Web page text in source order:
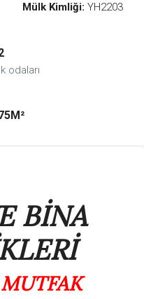
Mülk Kimliği: YH2203
odaları
BİNA